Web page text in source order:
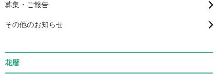
募集・ご報告
その他のお知らせ
花暦